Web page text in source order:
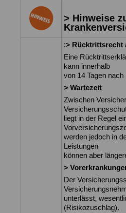
> Hinweise
:> Rücktrittsrecht
Eine
kann innerhalb
von 14 Tagen
> Wartezeit
Zwischen
liegt in der Regel
werden jedoch in
Leistungen
können aber
>
Der
unterlässt,
(Risikozuschlag).